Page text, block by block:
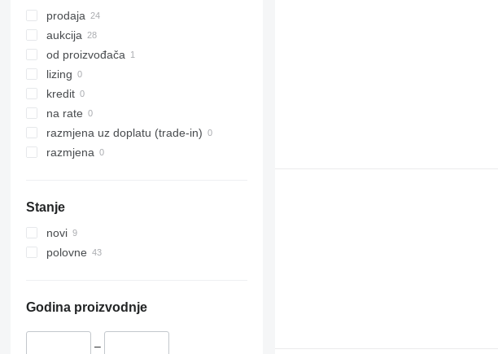
prodaja
aukcija
od proizvođača
lizing
kredit
na rate
razmjena uz doplatu (trade-in)
razmjena
Stanje
novi
polovne
Godina proizvodnje
–